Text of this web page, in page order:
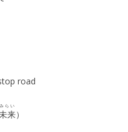
road
来
みらい
）